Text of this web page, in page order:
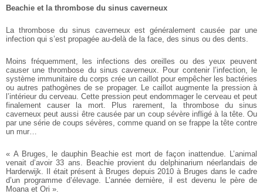
Beachie et la thrombose du sinus caverneux
La thrombose du sinus caverneux est généralement causée par une
infection qui s’est propagée au-delà de la face, des sinus ou des dents.
Moins fréquemment, les infections des oreilles ou des yeux peuvent
causer une thrombose du sinus caverneux. Pour contenir l’infection, le
système immunitaire du corps crée un caillot pour empêcher les bactéries
ou autres pathogènes de se propager. Le caillot augmente la pression à
l’intérieur du cerveau. Cette pression peut endommager le cerveau et peut
finalement causer la mort. Plus rarement, la thrombose du sinus
caverneux peut aussi être causée par un coup sévère infligé à la tête. Ou
par une série de coups sévères, comme quand on se frappe la tête contre
un mur…
« A Bruges, le dauphin Beachie est mort de façon inattendue. L’animal
venait d’avoir 33 ans. Beachie provient du delphinarium néerlandais de
Harderwijk. Il était présent à Bruges depuis 2010 à Bruges dans le cadre
d’un programme d’élevage. L’année dernière, il est devenu le père de
Moana et Ori ».